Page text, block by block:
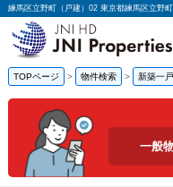
TOPページ > 物件検索 > 新築一
一般